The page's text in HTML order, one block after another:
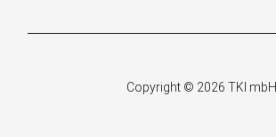
Copyright © 2026 TKI mbH